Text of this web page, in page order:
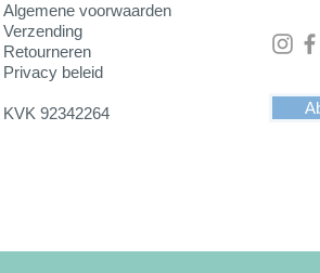
of iets anders zoals bloemen of
Algemene voorwaarden
Verzending
Retourneren
Privacy beleid
KVK 92342264